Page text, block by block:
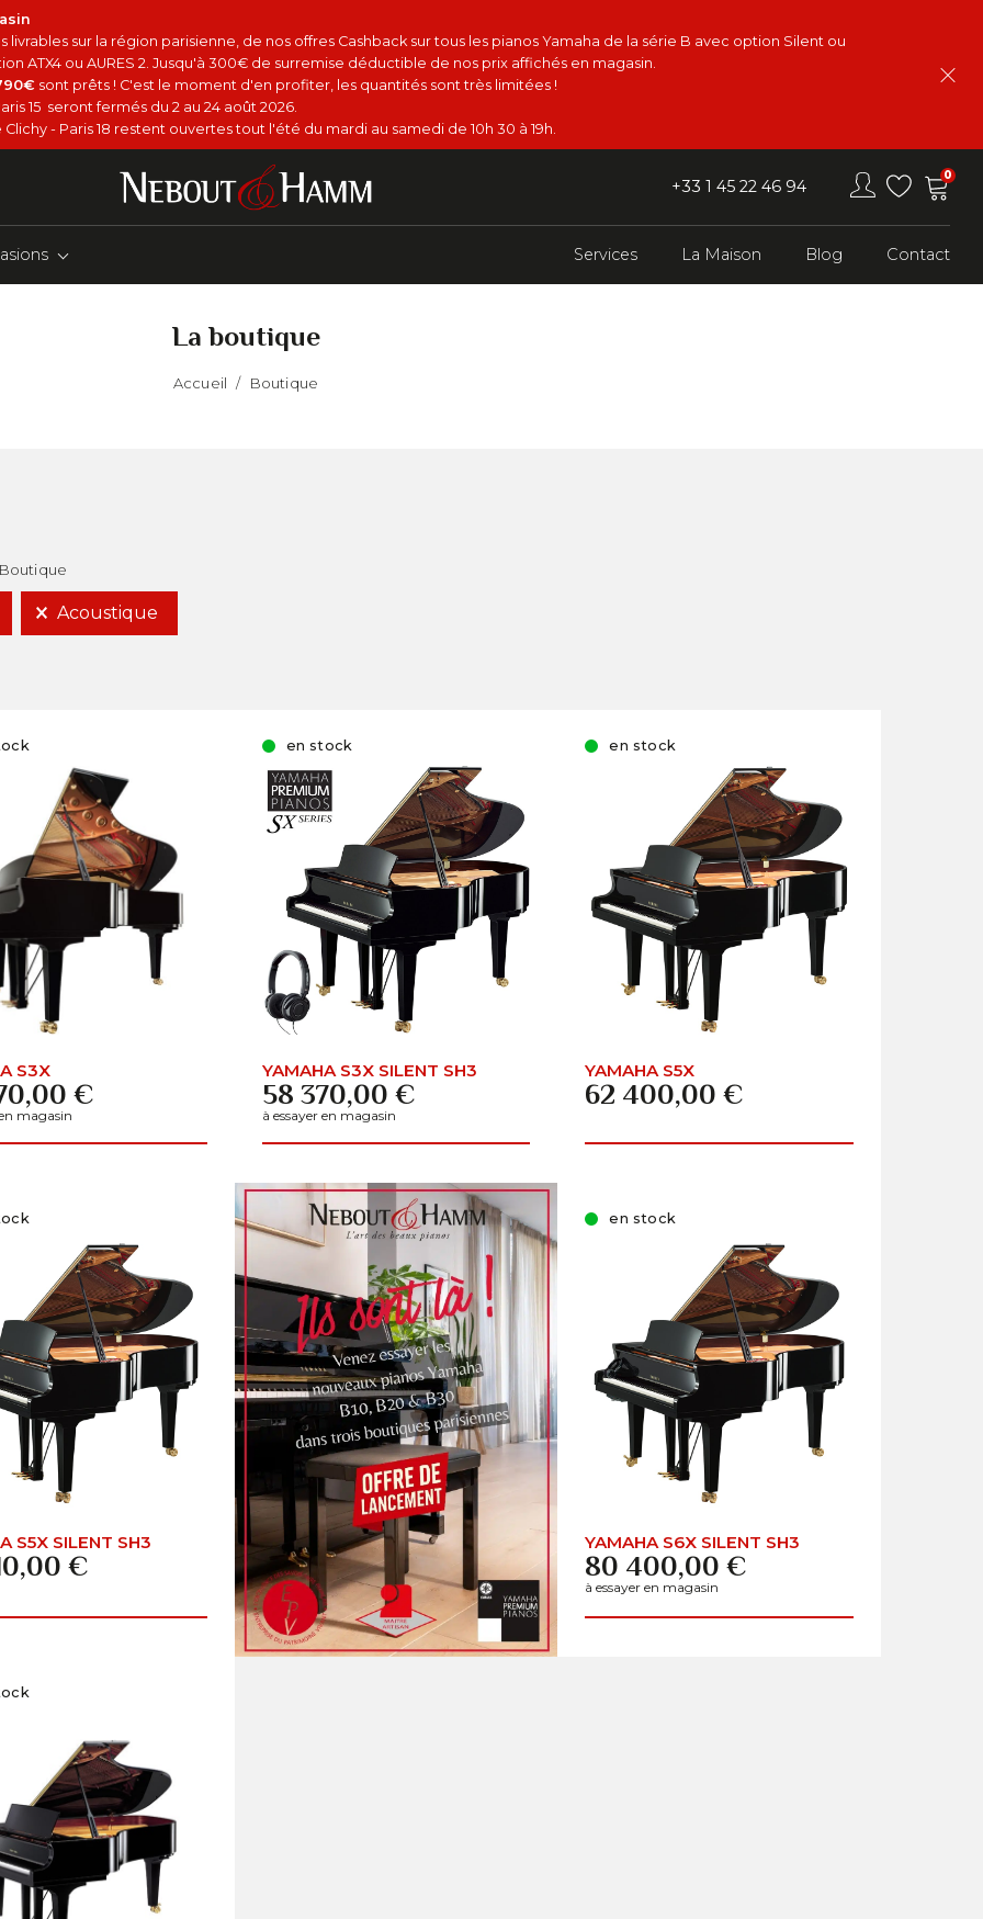
sur la région parisienne, de nos offres Cashback sur tous les pianos Yamaha de la série B avec option Silent ou
ATX4 ou AURES 2. Jusqu'à 300€ de surremise déductible de nos prix affichés en magasin.
sont prêts ! C'est le moment d'en profiter, les quantités sont très limitées !
15 seront fermés du 2 au 24 août 2026.
- Paris 18 restent ouvertes tout l'été du mardi au samedi de 10h 30 à 19h.
+33 1 45 22 46 94
0
Services La Maison Blog Contact
La boutique
Accueil / Boutique
Boutique
Acoustique
S3X
€
magasin
en stock
YAMAHA S3X SILENT SH3
58 370,00 €
à essayer en magasin
en stock
YAMAHA S5X
62 400,00 €
S5X SILENT SH3
€
en stock
YAMAHA S6X SILENT SH3
80 400,00 €
à essayer en magasin